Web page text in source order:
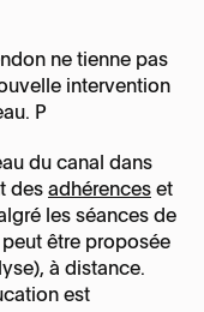
ne tienne pas
intervention
P
du canal dans
des adhérences et
les séances de
être proposée
à distance.
est